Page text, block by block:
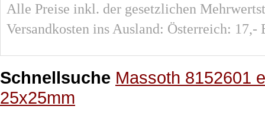
Alle Preise inkl. der gesetzlichen
Versandkosten ins Ausland: Österreich:
Schnellsuche Massoth 8152601
25x25mm